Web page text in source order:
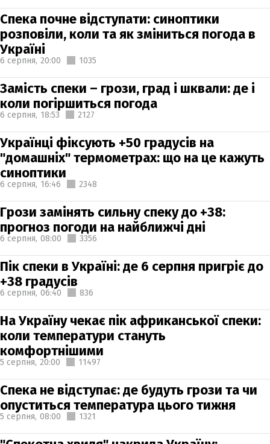
Спека почне відступати: синоптики
розповіли, коли та як зміниться погода в
Україні
6 серпня, 20:00 1035
Замість спеки – грози, град і шквали: де і
коли погіршиться погода
6 серпня, 18:53 2127
Українці фіксують +50 градусів на
"домашніх" термометрах: що на це кажуть
синоптики
6 серпня, 16:46 2348
Грози замінять сильну спеку до +38:
прогноз погоди на найближчі дні
6 серпня, 08:00 3356
Пік спеки в Україні: де 6 серпня пригріє до
+38 градусів
6 серпня, 06:40 836
На Україну чекає пік африканської спеки:
коли температури стануть
комфортнішими
5 серпня, 20:00 11497
Спека не відступає: де будуть грози та чи
опуститься температура цього тижня
5 серпня, 08:00 1321